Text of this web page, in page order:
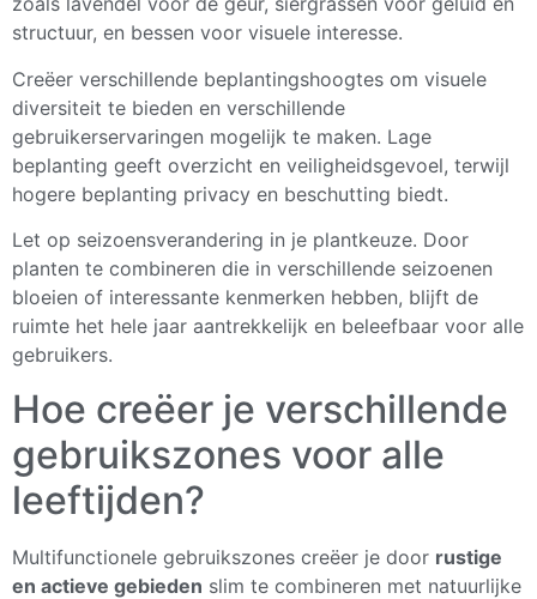
structuur, en bessen voor visuele interesse.
Creëer verschillende beplantingshoogtes om visuele
diversiteit te bieden en verschillende
gebruikerservaringen mogelijk te maken. Lage
beplanting geeft overzicht en veiligheidsgevoel, terwijl
hogere beplanting privacy en beschutting biedt.
Let op seizoensverandering in je plantkeuze. Door
planten te combineren die in verschillende seizoenen
bloeien of interessante kenmerken hebben, blijft de
ruimte het hele jaar aantrekkelijk en beleefbaar voor alle
gebruikers.
Hoe creëer je verschillende
gebruikszones voor alle
leeftijden?
Multifunctionele gebruikszones creëer je door rustige
en actieve gebieden slim te combineren met natuurlijke